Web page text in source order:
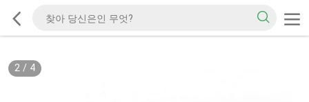
2/ 4